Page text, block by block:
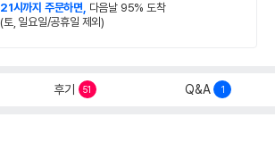
21시까지 주문하면, 다음날 95% 도착
(토, 일요일/공휴일 제외)
후기 51 Q&A 1